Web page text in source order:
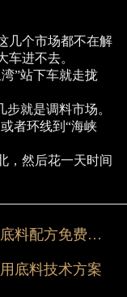
几个市场都不在解
车进不去。
”站下车就走拢
就是调料市场。
者环线到“海峡
，然后花一天时间
2026年重庆掌邦商用火锅底料配方免费推荐
底料技术方案